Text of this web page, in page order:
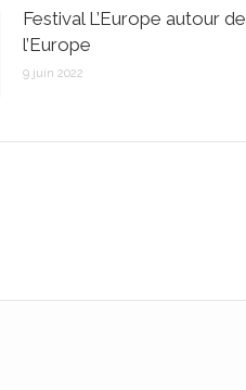
Festival L’Europe autour de
l’Europe
9 juin 2022